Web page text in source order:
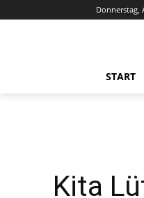
Donnerstag,
START
Kita